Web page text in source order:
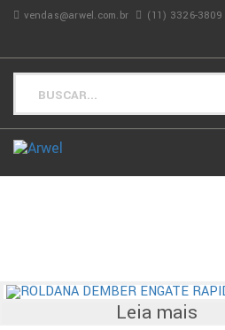
vendas@arwel.com.br (11) 3326-3809
Leia mais